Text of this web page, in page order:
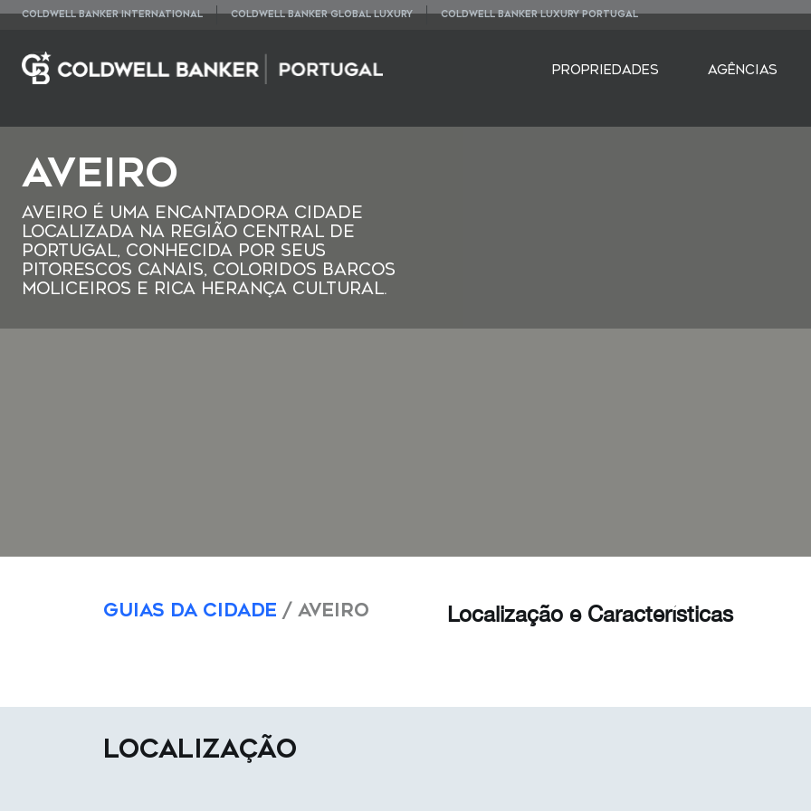
COLDWELL BANKER INTERNATIONAL COLDWELL BANKER GLOBAL LUXURY COLDWELL BANKER LUXURY PORTUGAL
PROPRIEDADES AGÊNCIAS
Aveiro
Aveiro é uma encantadora cidade
localizada na região central de
Portugal, conhecida por seus
pitorescos canais, coloridos barcos
moliceiros e rica herança cultural.
Guias da Cidade / Aveiro Localização e Características
LOCALIZAÇÃO